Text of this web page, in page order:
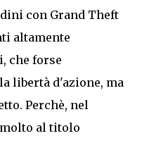
con Grand Theft
altamente
che forse
libertà d'azione, ma
Perchè, nel
molto al titolo